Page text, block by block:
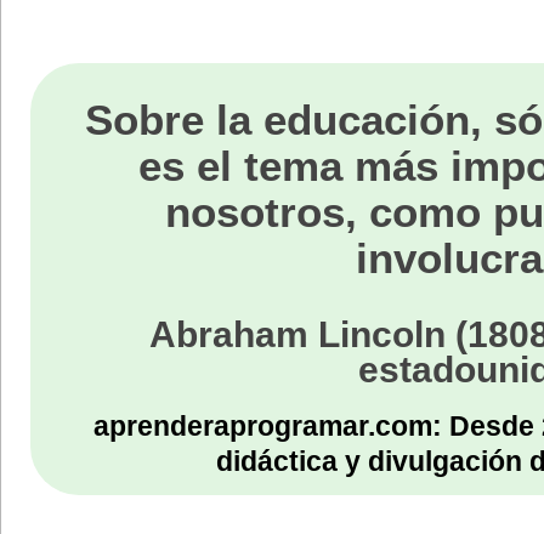
Sobre la educación,
es el tema más
nosotros, como
Abraham Lincoln
aprenderaprogramar.com:
didáctica y divulgación